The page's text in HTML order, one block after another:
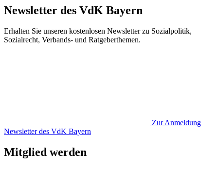
Newsletter des VdK Bayern
Erhalten Sie unseren kostenlosen Newsletter zu Sozialpolitik,
Sozialrecht, Verbands- und Ratgeberthemen.
Zur Anmeldung
Newsletter des VdK Bayern
Mitglied werden